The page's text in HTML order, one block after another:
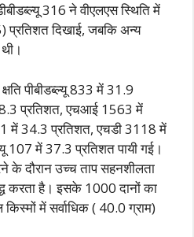
316 ने वीएलएस स्थिति में
दिखाई, जबकि अन्य
पीबीडब्ल्यू 833 में 31.9
प्रतिशत, एचआई 1563 में
में 34.3 प्रतिशत, एचडी 3118 में
107 में 37.3 प्रतिशत पायी गई।
के दौरान उच्च ताप सहनशीलता
करता है। इसके 1000 दानों का
में सर्वाधिक ( 40.0 ग्राम)